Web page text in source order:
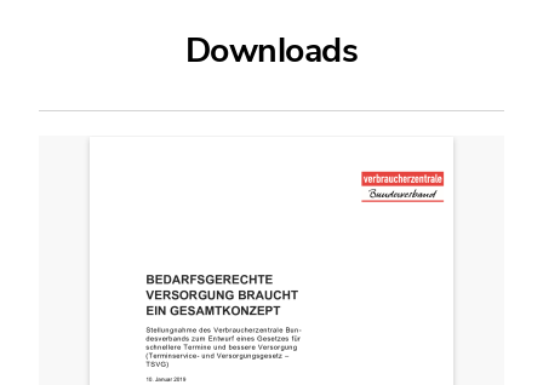
Downloads